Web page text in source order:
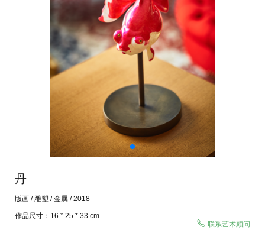
丹
版画 / 雕塑 / 金属 / 2018
作品尺寸： 16 * 25 * 33 cm
联系艺术顾问
艺术礼品
线下活动
版画世界
个人中心